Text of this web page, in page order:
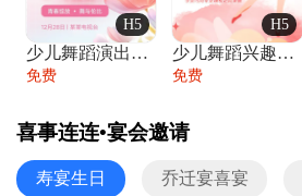
H5
少儿舞蹈演出舞蹈比赛跳舞大赛文艺汇演活动
免费
H5
少儿舞蹈兴趣班艺术培训学校招生宣传
免费
喜事连连•宴会邀请
寿宴生日 乔迁宴喜宴